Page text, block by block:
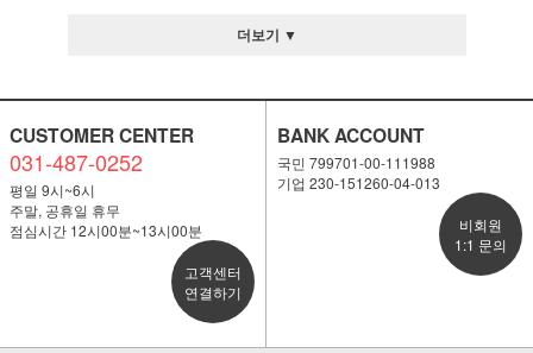
더보기 ▼
CUSTOMER CENTER
031-487-0252
평일 9시~6시
주말, 공휴일 휴무
점심시간 12시00분~13시00분
고객센터
연결하기
BANK ACCOUNT
국민 799701-00-111988
기업 230-151260-04-013
비회원
1:1 문의